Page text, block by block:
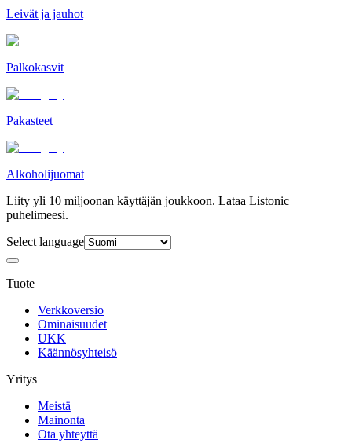
Leivät ja jauhot
Palkokasvit
Pakasteet
Alkoholijuomat
Liity yli 10 miljoonan käyttäjän joukkoon. Lataa Listonic
puhelimeesi.
Select language
Tuote
Verkkoversio
Ominaisuudet
UKK
Käännösyhteisö
Yritys
Meistä
Mainonta
Ota yhteyttä